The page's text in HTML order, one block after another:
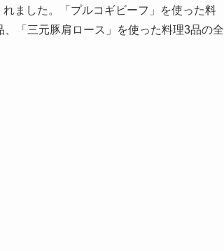
ました。「プルコギビーフ」を使った料
「三元豚肩ロース」を使った料理3品の全